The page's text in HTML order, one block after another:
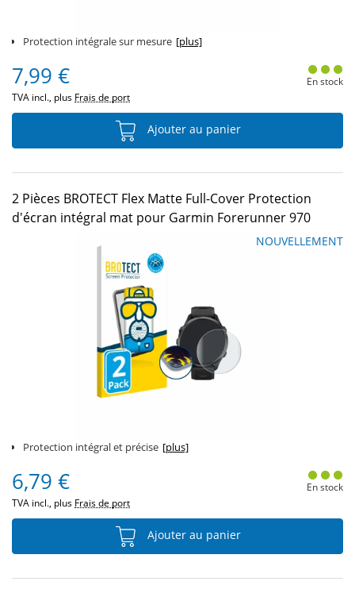
Protection intégrale sur mesure [plus]
7,99 €
TVA incl., plus Frais de port
En stock
Ajouter au panier
2 Pièces BROTECT Flex Matte Full-Cover Protection
d'écran intégral mat pour Garmin Forerunner 970
NOUVELLEMENT
Protection intégral et précise [plus]
6,79 €
TVA incl., plus Frais de port
En stock
Ajouter au panier